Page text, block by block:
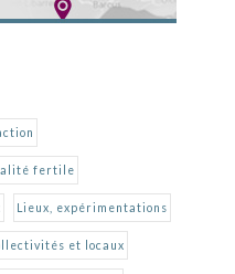
fertile
Lieux, expérimentations
et locaux